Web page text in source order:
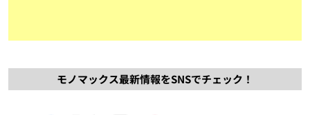
モノマックス最新情報をSNSでチェック！